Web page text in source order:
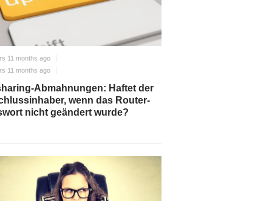
11 months ago
11 months ago
Abmahnungen: Haftet der
wenn das Router-
nicht geändert wurde?